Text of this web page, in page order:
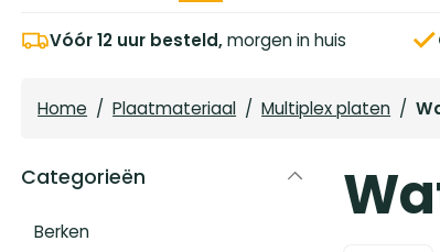
Vóór 12 uur besteld,morgen in huis
Home / Plaatmateriaal / Multiplex platen /
Categorieën
Berken